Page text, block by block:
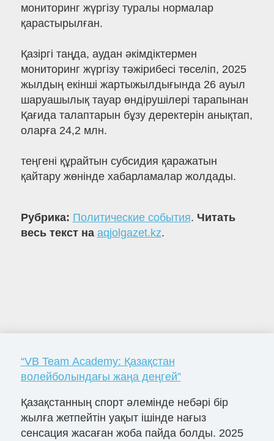
мониторинг жүргізу туралы нормалар
қарастырылған.
Қазіргі таңда, аудан әкімдіктермен
мониторинг жүргізу тәжірибесі төселіп, 2025
жылдың екінші жартыжылдығында 26 ауыл
шаруашылық тауар өндірушілері тарапынан
Қағида талаптарын бұзу деректерін анықтап,
оларға 24,2 млн.
теңгені құрайтын субсидия қаражатын
қайтару жөнінде хабарламалар жолдады.
Рубрика: Политические события. Читать
весь текст на aqjolgazet.kz.
“VB Team Academy: Қазақстан
волейболындағы жаңа деңгей”
Қазақстанның спорт әлемінде небәрі бір
жылға жетпейтін уақыт ішінде нағыз
сенсация жасаған жоба пайда болды. 2025